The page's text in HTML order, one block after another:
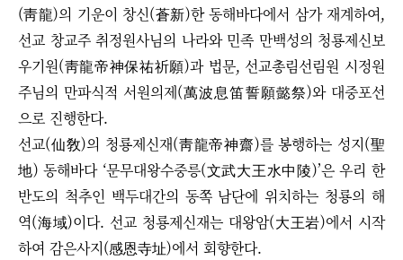
(靑龍)의 기운이 창신(蒼新)한 동해바다에서 삼가 재계하여,
선교 창교주 취정원사님의 나라와 민족 만백성의 청룡제신보
우기원(靑龍帝神保祐祈願)과 법문, 선교총림선림원 시정원
주님의 만파식적 서원의제(萬波息笛誓願懿祭)와 대중포선
으로 진행한다.
선교(仙敎)의 청룡제신재(靑龍帝神齋)를 봉행하는 성지(聖
地) 동해바다 ‘문무대왕수중릉(文武大王水中陵)’은 우리 한
반도의 척추인 백두대간의 동쪽 남단에 위치하는 청룡의 해
역(海域)이다. 선교 청룡제신재는 대왕암(大王岩)에서 시작
하여 감은사지(感恩寺址)에서 회향한다.